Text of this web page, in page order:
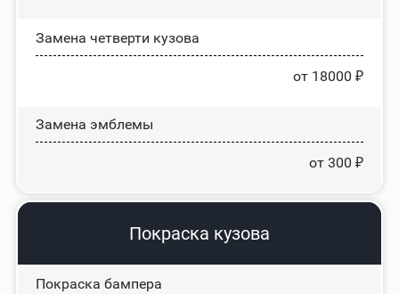
Замена четверти кузова
от 18000 ₽
Замена эмблемы
от 300 ₽
Покраска кузова
Покраска бампера